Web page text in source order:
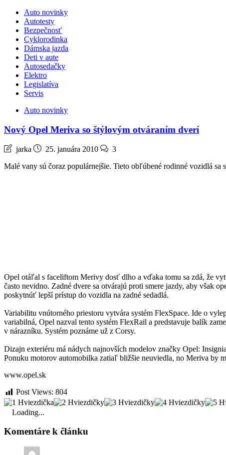
Auto novinky
Autotesty
Bezpečnosť
Cyklorodinka
Dámska jazda
Deti v aute
Autosedačky
Elektro
Legislatíva
Servis
Auto novinky
Nový Opel Meriva so štýlovým otváraním dverí
jarka 25. januára 2010
3
Malé vany sú čoraz populárnejšie. Tieto obľúbené rodinné vozidlá
Opel otáľal s faceliftom Merivy dosť dlho a vďaka tomu sa zdá, že
často nevidno. Zadné dvere sa otvárajú proti smere jazdy, aby však
poskytnúť lepší prístup do vozidla na zadné sedadlá.
Variabilitu vnútorného priestoru vytvára systém FlexSpace. Ide o
variabilná, Opel nazval tento systém FlexRail a predstavuje balík
v nárazníku. Systém poznáme už z Corsy.
Dizajn exteriéru má nádych najnovších modelov značky Opel:
Ponuku motorov automobilka zatiaľ bližšie neuviedla, no Meriva by
www.opel.sk
Post Views: 804
Loading...
Komentáre k článku